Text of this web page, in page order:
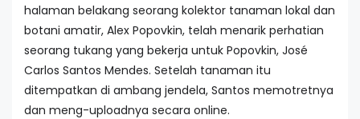
halaman belakang seorang kolektor tanaman lokal dan
botani amatir, Alex Popovkin, telah menarik perhatian
seorang tukang yang bekerja untuk Popovkin, José
Carlos Santos Mendes. Setelah tanaman itu
ditempatkan di ambang jendela, Santos memotretnya
dan meng-uploadnya secara online.